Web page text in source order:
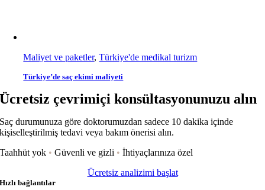
Maliyet ve paketler,Türkiye'de medikal turizm
Türkiye’de saç ekimi maliyeti
Ücretsiz çevrimiçi konsültasyonunuzu alın
Saç durumunuza göre doktorumuzdan sadece 10 dakika içinde
kişiselleştirilmiş tedavi veya bakım önerisi alın.
Taahhüt yok • Güvenli ve gizli • İhtiyaçlarınıza özel
Ücretsiz analizimi başlat
Hızlı bağlantılar